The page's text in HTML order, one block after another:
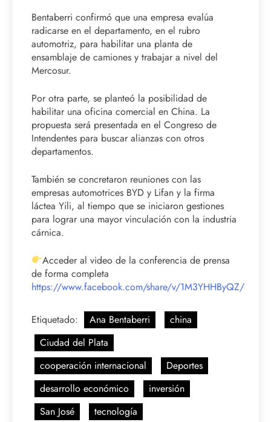
Bentaberri confirmó que una empresa evalúa
radicarse en el departamento, en el rubro
automotriz, para habilitar una planta de
ensamblaje de camiones y trabajar a nivel del
Mercosur.
Por otra parte, se planteó la posibilidad de
habilitar una oficina comercial en China. La
propuesta será presentada en el Congreso de
Intendentes para buscar alianzas con otros
departamentos.
También se concretaron reuniones con las
empresas automotrices BYD y Lifan y la firma
láctea Yili, al tiempo que se iniciaron gestiones
para lograr una mayor vinculación con la industria
cárnica.
Acceder al video de la conferencia de prensa
de forma completa
https://www.facebook.com/share/v/1M3YHHByQZ/
Etiquetado: Ana Bentaberri
china
Ciudad del Plata
cooperación internacional
Deportes
desarrollo económico
inversión
San José
tecnología